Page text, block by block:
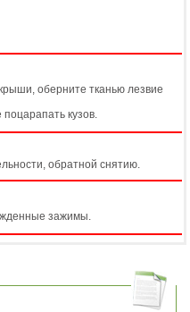
оберните тканью лезвие
кузов.
обратной снятию.
зажимы.